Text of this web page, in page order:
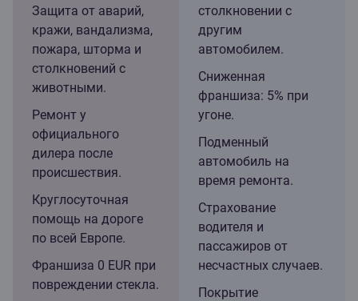
Защита от аварий,
кражи, вандализма,
пожара, шторма и
столкновений с
животными.
Ремонт у
официального
дилера после
происшествия.
Круглосуточная
помощь на дороге
по всей Европе.
Франшиза 0 EUR при
повреждении стекла.
столкновении с
другим
автомобилем.
Сниженная
франшиза: 5% при
угоне.
Подменный
автомобиль на
время ремонта.
Страхование
водителя и
пассажиров от
несчастных случаев.
Покрытие